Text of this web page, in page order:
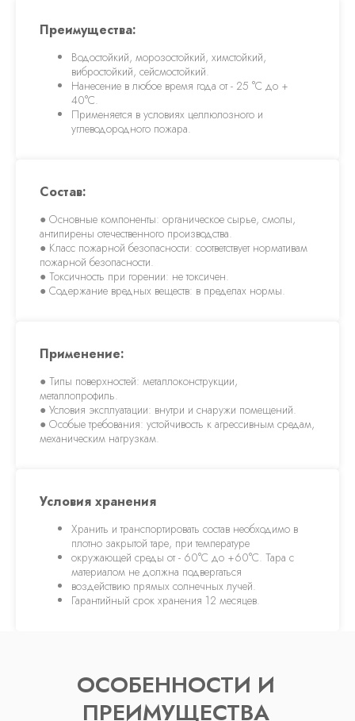
Преимущества:
Водостойкий, морозостойкий, химстойкий,
вибростойкий, сейсмостойкий.
Нанесение в любое время года от - 25 °C до +
40°C.
Применяется в условиях целлюлозного и
углеводородного пожара.
Состав:
● Основные компоненты: органическое сырье, смолы,
антипирены отечественного производства.
● Класс пожарной безопасности: соответствует нормативам
пожарной безопасности.
● Токсичность при горении: не токсичен.
● Содержание вредных веществ: в пределах нормы.
Применение:
● Типы поверхностей: металлоконструкции,
металлопрофиль.
● Условия эксплуатации: внутри и снаружи помещений.
● Особые требования: устойчивость к агрессивным средам,
механическим нагрузкам.
Условия хранения
Хранить и транспортировать состав необходимо в
плотно закрытой таре, при температуре
окружающей среды от - 60°С до +60°С. Тара с
материалом не должна подвергаться
воздействию прямых солнечных лучей.
Гарантийный срок хранения 12 месяцев.
поддержка на
объектах
Специалист дает рекомендации
для качественного и долговечного
применения составов «TERMiK-
КОС» и «TERMiKOR»
Разработка новых
составов под заказ
Учитываем специфические условия
интеркалированный графит,
создающий высокие
огнезащитные характеристики.